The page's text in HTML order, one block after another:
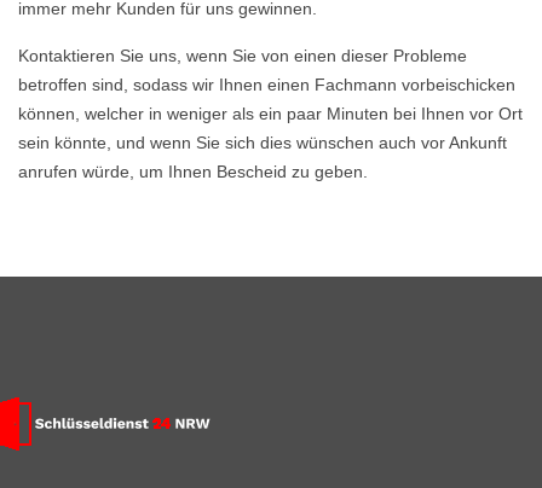
immer mehr Kunden für uns gewinnen.
Kontaktieren Sie uns, wenn Sie von einen dieser Probleme
betroffen sind, sodass wir Ihnen einen Fachmann vorbeischicken
können, welcher in weniger als ein paar Minuten bei Ihnen vor Ort
sein könnte, und wenn Sie sich dies wünschen auch vor Ankunft
anrufen würde, um Ihnen Bescheid zu geben.